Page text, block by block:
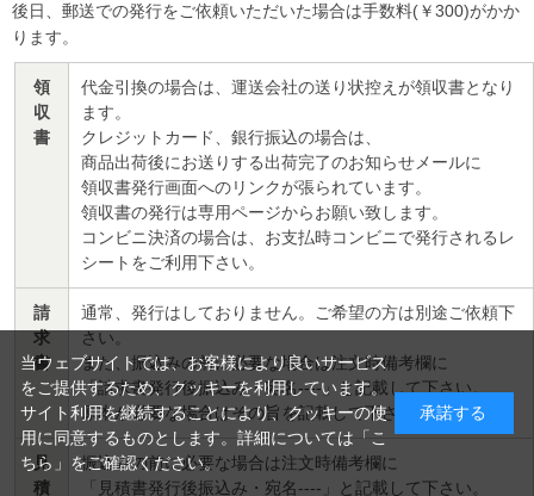
後日、郵送での発行をご依頼いただいた場合は手数料(￥300)がかか
ります。
領
収
書
代金引換の場合は、運送会社の送り状控えが領収書となり
ます。
クレジットカード、銀行振込の場合は、
商品出荷後にお送りする出荷完了のお知らせメールに
領収書発行画面へのリンクが張られています。
領収書の発行は専用ページからお願い致します。
コンビニ決済の場合は、お支払時コンビニで発行されるレ
シートをご利用下さい。
請
求
書
通常、発行はしておりません。ご希望の方は別途ご依頼下
さい。
また、振込みの前に必要な場合は注文時備考欄に
「請求書発行後振込み・宛名----」と記載して下さい。
原本が必要な場合はその旨を記載して下さい。
見
積
振込みの前に必要な場合は注文時備考欄に
「見積書発行後振込み・宛名----」と記載して下さい。
当ウェブサイトでは、お客様により良いサービス
をご提供するため、クッキーを利用しています。
サイト利用を継続することにより、クッキーの使
用に同意するものとします。詳細については「こ
ちら 」をご確認ください。
承諾する